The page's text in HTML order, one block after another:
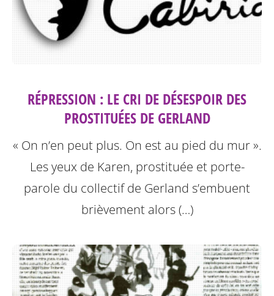
RÉPRESSION : LE CRI DE DÉSESPOIR DES
PROSTITUÉES DE GERLAND
« On n’en peut plus. On est au pied du mur ».
Les yeux de Karen, prostituée et porte-
parole du collectif de Gerland s’embuent
brièvement alors (…)